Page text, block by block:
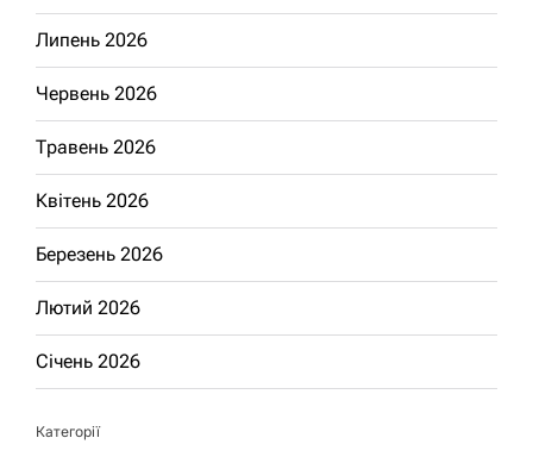
Липень 2026
Червень 2026
Травень 2026
Квітень 2026
Березень 2026
Лютий 2026
Січень 2026
Категорії